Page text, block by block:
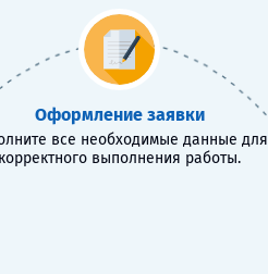
Оформление заявки
все необходимые данные для
корректного выполнения работы.